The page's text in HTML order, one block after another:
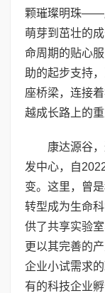
颗璀璨明珠——
萌芽到茁壮的
命周期的贴心
助的起步支持
座桥梁，连接
越成长路上的重
康达源谷
发中心，自
变。这里，曾
转型成为生命
供了共享实验
更以其完善的
企业小试需求
有的科技企业